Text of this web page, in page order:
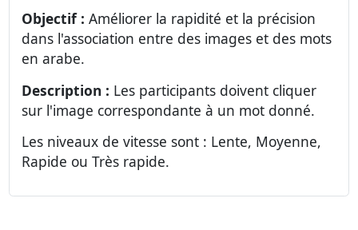
Objectif : Améliorer la rapidité et la précision
dans l'association entre des images et des mots
en arabe.
Description : Les participants doivent cliquer
sur l'image correspondante à un mot donné.
Les niveaux de vitesse sont : Lente, Moyenne,
Rapide ou Très rapide.